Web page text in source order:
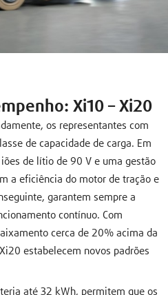
Xi10 – Xi20
os representantes com
de capacidade de carga. Em
de lítio de 90 V e uma gestão
a eficiência do motor de tração e
garantem sempre a
contínuo. Com
cerca de 20% acima da
estabelecem novos padrões
até 32 kWh, permitem que os